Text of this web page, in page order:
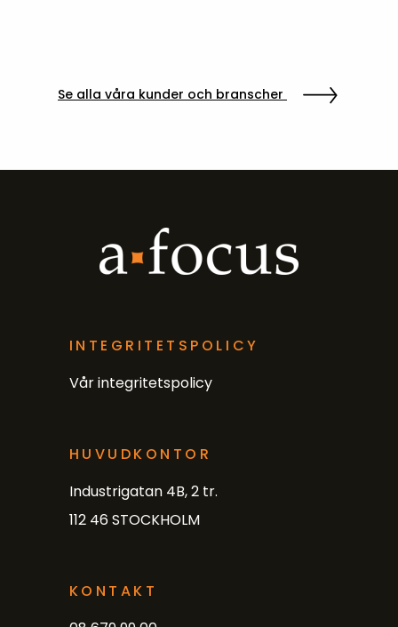
Se alla våra kunder och branscher
INTEGRITETSPOLICY
Vår integritetspolicy
HUVUDKONTOR
Industrigatan 4B, 2 tr.
112 46 STOCKHOLM
KONTAKT